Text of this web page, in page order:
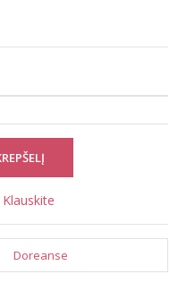
Klauskite
Doreanse